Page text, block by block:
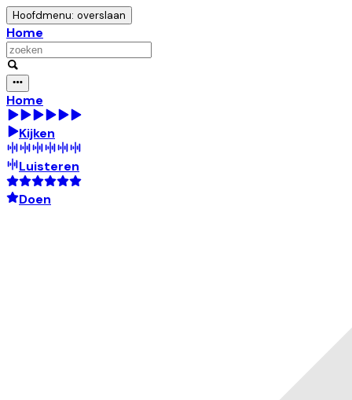
Hoofdmenu: overslaan
Home
Home
Kijken
Luisteren
Doen